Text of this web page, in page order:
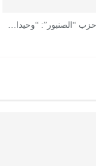
“الصنبور”: “وحيدا…